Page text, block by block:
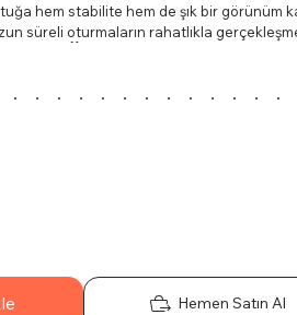
hem stabilite hem de şık bir görünüm
süreli oturmaların rahatlıkla
deneyimi sunar.
hem de estetik sunarak misafirlerinizi
Hemen Satın Al